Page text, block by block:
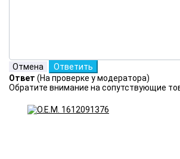
Ответ (На проверке у модератора)
Обратите внимание на сопутствующие